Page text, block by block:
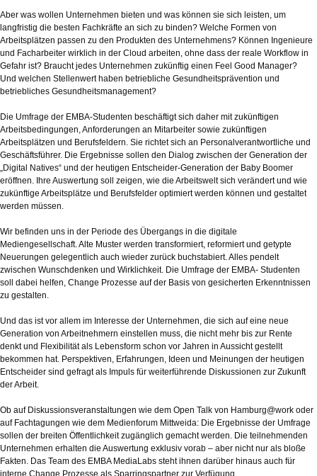
Aber was wollen Unternehmen bieten und was können sie sich leisten, um
langfristig die besten Fachkräfte an sich zu binden? Welche Formen von
Arbeitsplätzen passen zu den Produkten des Unternehmens? Können Ingenieure
und Facharbeiter wirklich in der Cloud arbeiten, ohne dass der reale Workflow in
Gefahr ist? Braucht jedes Unternehmen zukünftig einen Feel Good Manager?
Und welchen Stellenwert haben betriebliche Gesundheitsprävention und
betriebliches Gesundheitsmanagement?
Die Umfrage der EMBA-Studenten beschäftigt sich daher mit zukünftigen
Arbeitsbedingungen, Anforderungen an Mitarbeiter sowie zukünftigen
Arbeitsplätzen und Berufsfeldern. Sie richtet sich an Personalverantwortliche und
Geschäftsführer. Die Ergebnisse sollen den Dialog zwischen der Generation der
„Digital Natives“ und der heutigen Entscheider-Generation der Baby Boomer
eröffnen. Ihre Auswertung soll zeigen, wie die Arbeitswelt sich verändert und wie
zukünftige Arbeitsplätze und Berufsfelder optimiert werden können und gestaltet
werden müssen.
Wir befinden uns in der Periode des Übergangs in die digitale
Mediengesellschaft. Alte Muster werden transformiert, reformiert und getypte
Neuerungen gelegentlich auch wieder zurück buchstabiert. Alles pendelt
zwischen Wunschdenken und Wirklichkeit. Die Umfrage der EMBA- Studenten
soll dabei helfen, Change Prozesse auf der Basis von gesicherten Erkenntnissen
zu gestalten.
Und das ist vor allem im Interesse der Unternehmen, die sich auf eine neue
Generation von Arbeitnehmern einstellen muss, die nicht mehr bis zur Rente
denkt und Flexibilität als Lebensform schon vor Jahren in Aussicht gestellt
bekommen hat. Perspektiven, Erfahrungen, Ideen und Meinungen der heutigen
Entscheider sind gefragt als Impuls für weiterführende Diskussionen zur Zukunft
der Arbeit.
Ob auf Diskussionsveranstaltungen wie dem Open Talk von Hamburg@work oder
auf Fachtagungen wie dem Medienforum Mittweida: Die Ergebnisse der Umfrage
sollen der breiten Öffentlichkeit zugänglich gemacht werden. Die teilnehmenden
Unternehmen erhalten die Auswertung exklusiv vorab – aber nicht nur als bloße
Fakten. Das Team des EMBA MediaLabs steht ihnen darüber hinaus auch für
interne Change Prozesse als Sparringspartner zur Verfügung.